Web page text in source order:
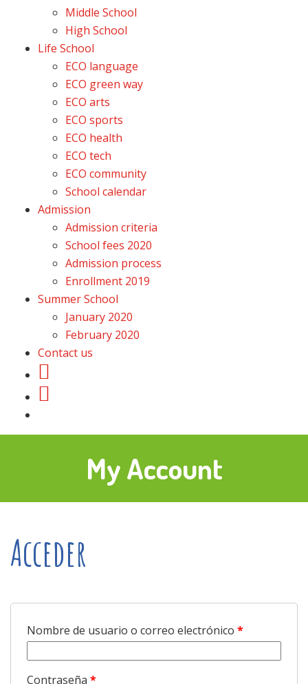
Middle School
High School
Life School
ECO language
ECO green way
ECO arts
ECO sports
ECO health
ECO tech
ECO community
School calendar
Admission
Admission criteria
School fees 2020
Admission process
Enrollment 2019
Summer School
January 2020
February 2020
Contact us
My Account
Acceder
Nombre de usuario o correo electrónico *
Contraseña *